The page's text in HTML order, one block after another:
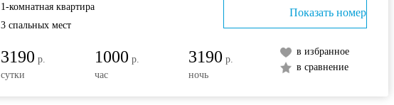
1-комнатная квартира
3 спальных мест
3190 р.
сутки
1000 р.
час
3190 р.
ночь
в избранное
в сравнение
Показать номер